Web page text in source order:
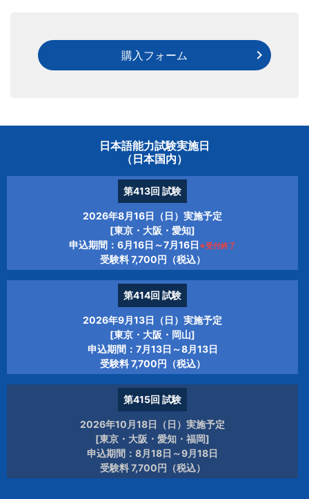
購入フォーム
日本語能力試験実施日
（日本国内）
第413回 試験
2026年8月16日（日）実施予定
[東京・大阪・愛知]
申込期間：6月16日～7月16日 ※受付終了
受験料 7,700円（税込）
第414回 試験
2026年9月13日（日）実施予定
[東京・大阪・岡山]
申込期間：7月13日～8月13日
受験料 7,700円（税込）
第415回 試験
2026年10月18日（日）実施予定
[東京・大阪・愛知・福岡]
申込期間：8月18日～9月18日
受験料 7,700円（税込）